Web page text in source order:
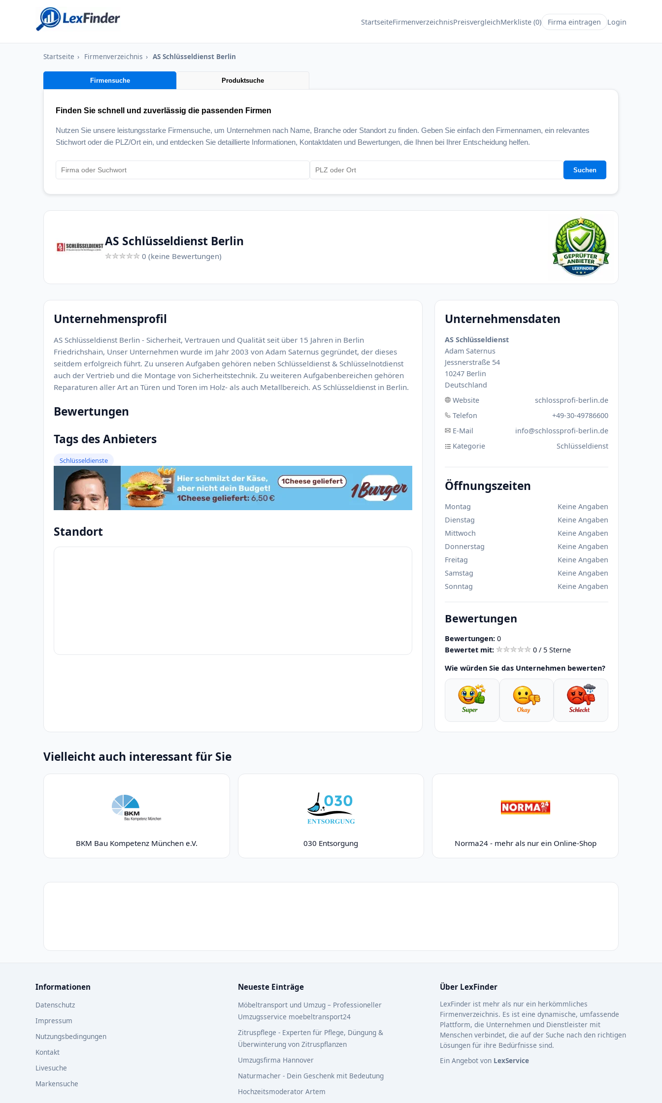
StartseiteFirmenverzeichnisPreisvergleichMerkliste (0) Firma eintragen Login
Startseite › Firmenverzeichnis › AS Schlüsseldienst Berlin
Firmensuche Produktsuche
Finden Sie schnell und zuverlässig die passenden Firmen
Nutzen Sie unsere leistungsstarke Firmensuche, um Unternehmen nach Name, Branche oder Standort zu finden. Geben Sie einfach den Firmennamen, ein relevantes
Stichwort oder die PLZ/Ort ein, und entdecken Sie detaillierte Informationen, Kontaktdaten und Bewertungen, die Ihnen bei Ihrer Entscheidung helfen.
Suchen
AS Schlüsseldienst Berlin
0 (keine Bewertungen)
Unternehmensprofil
AS Schlüsseldienst Berlin - Sicherheit, Vertrauen und Qualität seit über 15 Jahren in Berlin
Friedrichshain, Unser Unternehmen wurde im Jahr 2003 von Adam Saternus gegründet, der dieses
seitdem erfolgreich führt. Zu unseren Aufgaben gehören neben Schlüsseldienst & Schlüsselnotdienst
auch der Vertrieb und die Montage von Sicherheitstechnik. Zu weiteren Aufgabenbereichen gehören
Reparaturen aller Art an Türen und Toren im Holz- als auch Metallbereich. AS Schlüsseldienst in Berlin.
Bewertungen
Tags des Anbieters
Schlüsseldienste
Standort
Unternehmensdaten
AS Schlüsseldienst
Adam Saternus
Jessnerstraße 54
10247 Berlin
Deutschland
Website
schlossprofi-berlin.de
Telefon
+49-30-49786600
E-Mail
info@schlossprofi-berlin.de
Kategorie
Schlüsseldienst
Öffnungszeiten
Montag
Keine Angaben
Dienstag
Keine Angaben
Mittwoch
Keine Angaben
Donnerstag
Keine Angaben
Freitag
Keine Angaben
Samstag
Keine Angaben
Sonntag
Keine Angaben
Bewertungen
Bewertungen: 0
Bewertet mit:
0 / 5 Sterne
Wie würden Sie das Unternehmen bewerten?
Vielleicht auch interessant für Sie
BKM Bau Kompetenz München e.V. 030 Entsorgung Norma24 - mehr als nur ein Online-Shop
Informationen
Datenschutz
Impressum
Nutzungsbedingungen
Kontakt
Livesuche
Markensuche
Neueste Einträge
Möbeltransport und Umzug – Professioneller
Umzugsservice moebeltransport24
Zitruspflege - Experten für Pflege, Düngung &
Überwinterung von Zitruspflanzen
Umzugsfirma Hannover
Naturmacher - Dein Geschenk mit Bedeutung
Hochzeitsmoderator Artem
Über LexFinder
LexFinder ist mehr als nur ein herkömmliches
Firmenverzeichnis. Es ist eine dynamische, umfassende
Plattform, die Unternehmen und Dienstleister mit
Menschen verbindet, die auf der Suche nach den richtigen
Lösungen für ihre Bedürfnisse sind.
Ein Angebot von LexService